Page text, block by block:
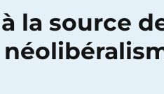
la source